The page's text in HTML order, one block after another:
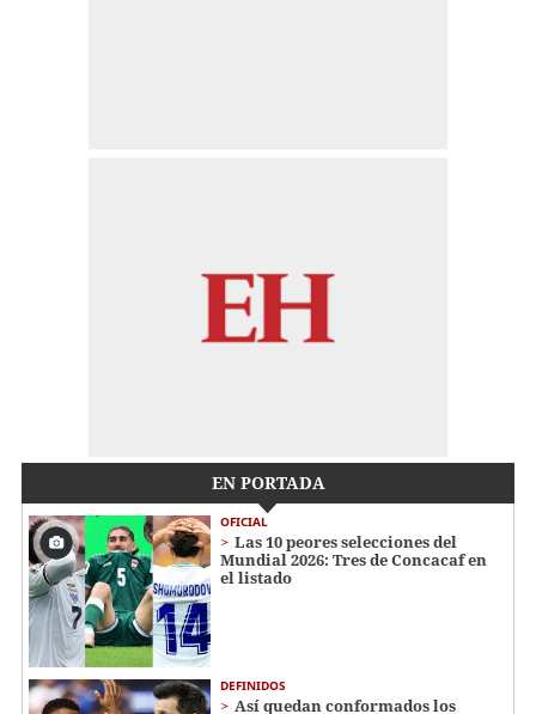
EN PORTADA
OFICIAL
Las 10 peores selecciones del
Mundial 2026: Tres de Concacaf en
el listado
DEFINIDOS
Así quedan conformados los